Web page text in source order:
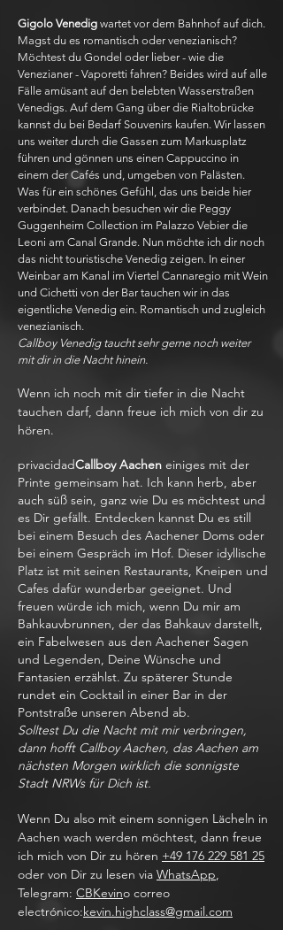
Gigolo Venedig wartet vor dem Bahnhof auf dich.
Magst du es romantisch oder venezianisch?
Möchtest du Gondel oder lieber - wie die
Venezianer - Vaporetti fahren? Beides wird auf alle
Fälle amüsant auf den belebten Wasserstraßen
Venedigs. Auf dem Gang über die Rialtobrücke
kannst du bei Bedarf Souvenirs kaufen. Wir lassen
uns weiter durch die Gassen zum Markusplatz
führen und gönnen uns einen Cappuccino in
einem der Cafés und, umgeben von Palästen.
Was für ein schönes Gefühl, das uns beide hier
verbindet. Danach besuchen wir die Peggy
Guggenheim Collection im Palazzo Vebier die
Leoni am Canal Grande. Nun möchte ich dir noch
das nicht touristische Venedig zeigen. In einer
Weinbar am Kanal im Viertel Cannaregio mit Wein
und Cichetti von der Bar tauchen wir in das
eigentliche Venedig ein. Romantisch und zugleich
venezianisch.
Callboy Venedig taucht sehr gerne noch weiter
mit dir in die Nacht hinein.
Wenn ich noch mit dir tiefer in die Nacht
tauchen darf, dann freue ich mich von dir zu
hören.
privacidadCallboy Aachen einiges mit der
Printe gemeinsam hat. Ich kann herb, aber
auch süß sein, ganz wie Du es möchtest und
es Dir gefällt. Entdecken kannst Du es still
bei einem Besuch des Aachener Doms oder
bei einem Gespräch im Hof. Dieser idyllische
Platz ist mit seinen Restaurants, Kneipen und
Cafes dafür wunderbar geeignet. Und
freuen würde ich mich, wenn Du mir am
Bahkauvbrunnen, der das Bahkauv darstellt,
ein Fabelwesen aus den Aachener Sagen
und Legenden, Deine Wünsche und
Fantasien erzählst. Zu späterer Stunde
rundet ein Cocktail in einer Bar in der
Pontstraße unseren Abend ab.
Solltest Du die Nacht mit mir verbringen,
dann hofft Callboy Aachen, das Aachen am
nächsten Morgen wirklich die sonnigste
Stadt NRWs für Dich ist.
Wenn Du also mit einem sonnigen Lächeln in
Aachen wach werden möchtest, dann freue
ich mich von Dir zu hören +49 176 229 581 25
oder von Dir zu lesen via WhatsApp,
Telegram: CBKevino correo
electrónico:kevin.highclass@gmail.com